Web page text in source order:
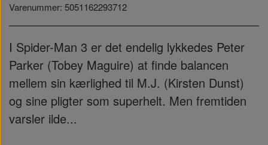
Varenummer: 5051162293712
I Spider-Man 3 er det endelig lykkedes Peter
Parker (Tobey Maguire) at finde balancen
mellem sin kærlighed til M.J. (Kirsten Dunst)
og sine pligter som superhelt. Men fremtiden
varsler ilde...